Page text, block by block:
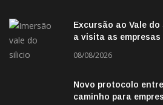
Excursão ao Vale
a visita as
08/08/2026
Novo protocolo
caminho para